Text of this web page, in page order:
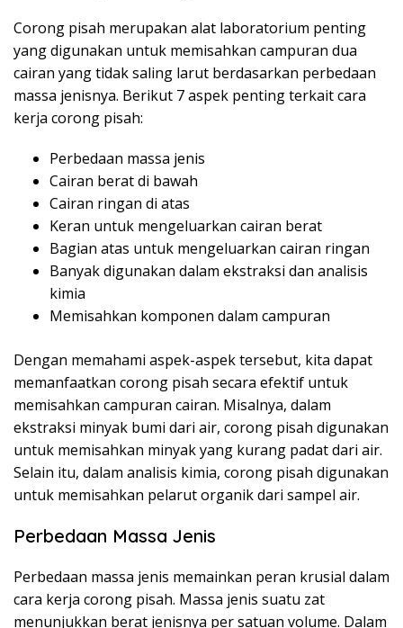
Corong pisah merupakan alat laboratorium penting
yang digunakan untuk memisahkan campuran dua
cairan yang tidak saling larut berdasarkan perbedaan
massa jenisnya. Berikut 7 aspek penting terkait cara
kerja corong pisah:
Perbedaan massa jenis
Cairan berat di bawah
Cairan ringan di atas
Keran untuk mengeluarkan cairan berat
Bagian atas untuk mengeluarkan cairan ringan
Banyak digunakan dalam ekstraksi dan analisis
kimia
Memisahkan komponen dalam campuran
Dengan memahami aspek-aspek tersebut, kita dapat
memanfaatkan corong pisah secara efektif untuk
memisahkan campuran cairan. Misalnya, dalam
ekstraksi minyak bumi dari air, corong pisah digunakan
untuk memisahkan minyak yang kurang padat dari air.
Selain itu, dalam analisis kimia, corong pisah digunakan
untuk memisahkan pelarut organik dari sampel air.
Perbedaan Massa Jenis
Perbedaan massa jenis memainkan peran krusial dalam
cara kerja corong pisah. Massa jenis suatu zat
menunjukkan berat jenisnya per satuan volume. Dalam